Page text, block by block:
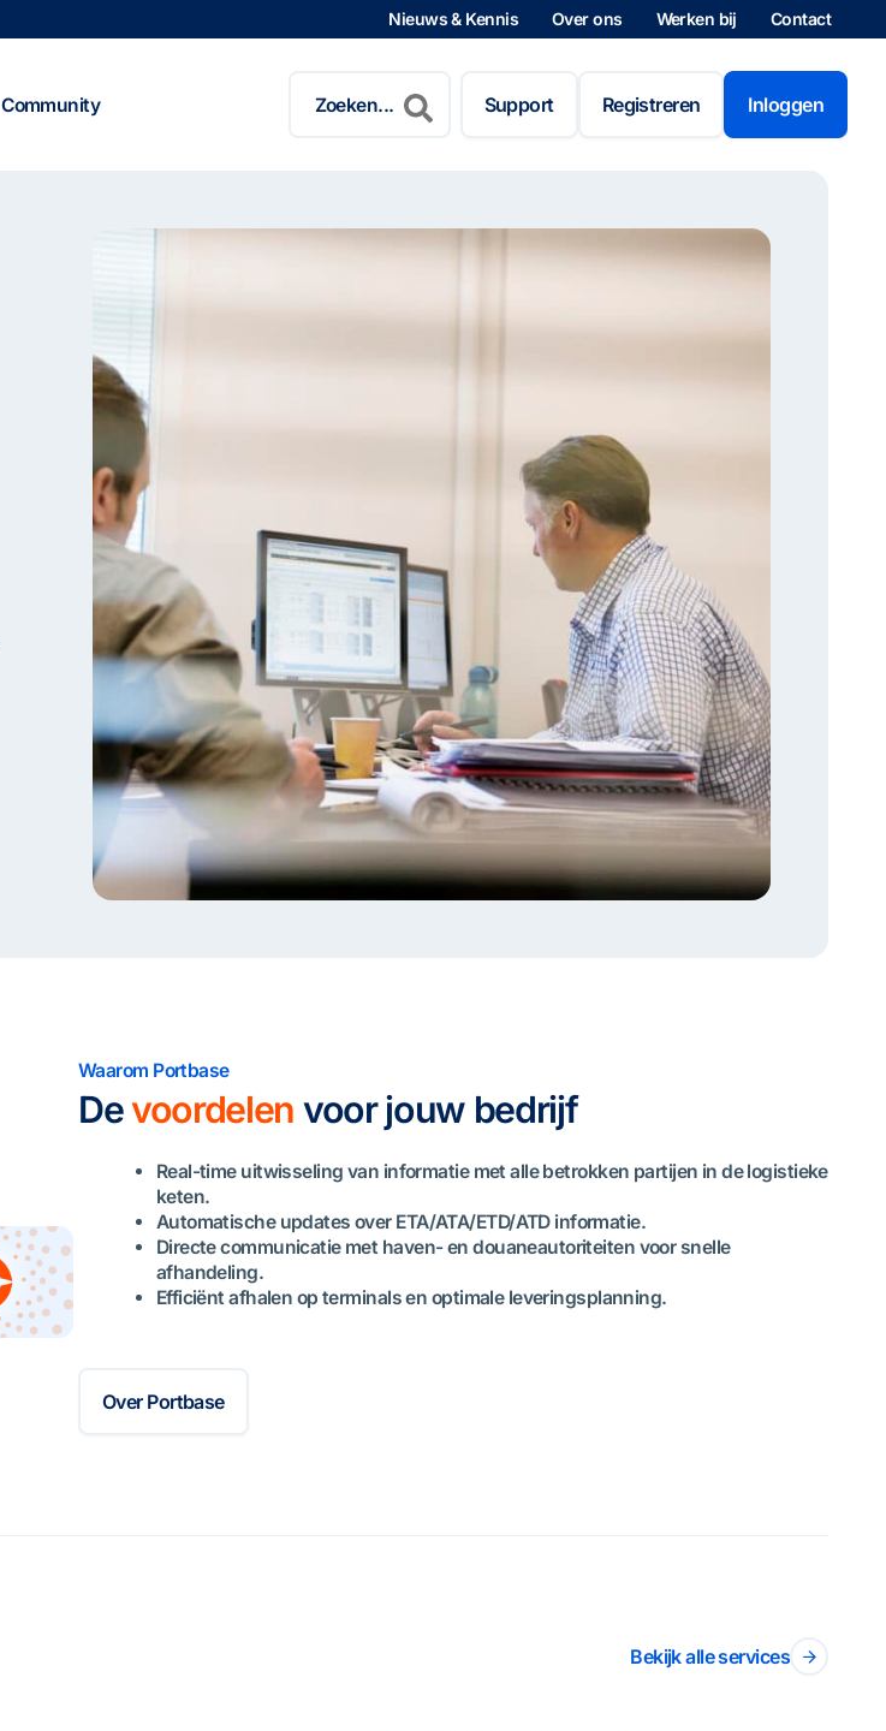
Nieuws & Kennis Over ons Werken bij Contact
Community
naar:
Support Registreren Inloggen
Waarom Portbase
Devoordelen voor jouw bedrijf
Real-time uitwisseling van informatie met alle betrokken partijen in de logistieke
keten.
Automatische updates over ETA/ATA/ETD/ATD informatie.
Directe communicatie met haven- en douaneautoriteiten voor snelle
afhandeling.
Efficiënt afhalen op terminals en optimale leveringsplanning.
Over Portbase
Bekijk alle services